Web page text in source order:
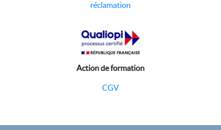
réclamation
Action de formation
CGV